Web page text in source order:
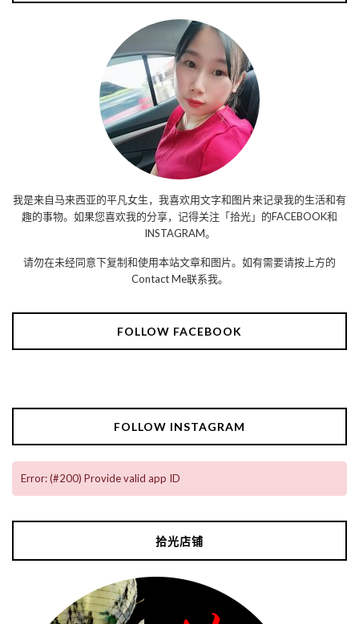
我是来自马来西亚的平凡女生，我喜欢用文字和图片来记录我的生活和有
趣的事物。如果您喜欢我的分享，记得关注「拾光」的FACEBOOK和
INSTAGRAM。
请勿在未经同意下复制和使用本站文章和图片。如有需要请按上方的
Contact Me联系我。
FOLLOW FACEBOOK
FOLLOW INSTAGRAM
Error: (#200) Provide valid app ID
拾光店铺